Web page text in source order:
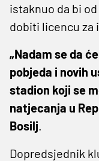
istaknuo da bi
dobiti licencu za
„Nadam se da
pobjeda i novih
stadion koji se
natjecanja u
Bosilj.
Dopredsjednik